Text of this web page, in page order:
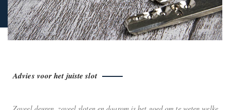
Advies voor het juiste slot